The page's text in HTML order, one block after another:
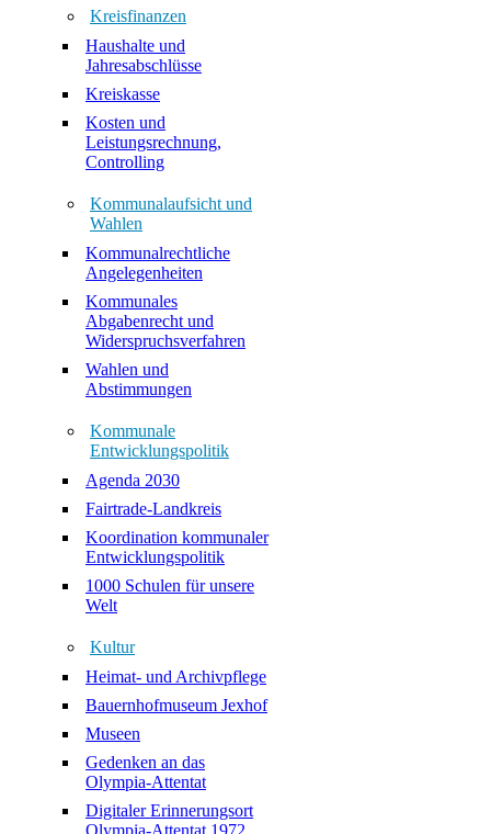
Kreisfinanzen
Haushalte und
Jahresabschlüsse
Kreiskasse
Kosten und
Leistungsrechnung,
Controlling
Kommunalaufsicht und
Wahlen
Kommunalrechtliche
Angelegenheiten
Kommunales
Abgabenrecht und
Widerspruchsverfahren
Wahlen und
Abstimmungen
Kommunale
Entwicklungspolitik
Agenda 2030
Fairtrade-Landkreis
Koordination kommunaler
Entwicklungspolitik
1000 Schulen für unsere
Welt
Kultur
Heimat- und Archivpflege
Bauernhofmuseum Jexhof
Museen
Gedenken an das
Olympia-Attentat
Digitaler Erinnerungsort
Olympia-Attentat 1972